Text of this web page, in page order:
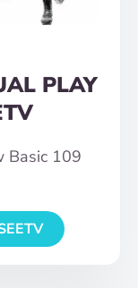
PLAY
Basic 109